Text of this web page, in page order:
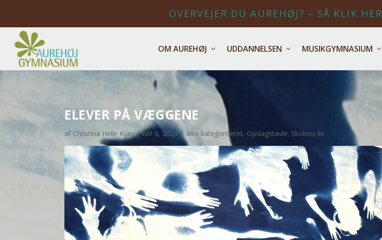
OVERVEJER DU AUREHØJ? – SÅ KLIK HER
OM AUREHØJ UDDANNELSEN MUSIKGYMNASIUM
ELEVER PÅ VÆGGENE
af Christina Helle Kjær|okt 6, 2023| Ikke-kategoriseret, Opslagstavle, Skolens liv